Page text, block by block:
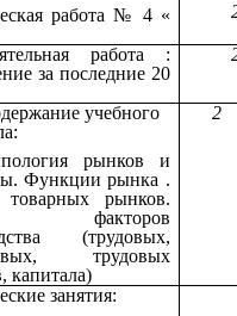
работа № 4 «
работа :
за последние 20
учебного
рынков и
Функции рынка .
рынков.
факторов
(трудовых,
трудовых
капитала)
2
занятия: